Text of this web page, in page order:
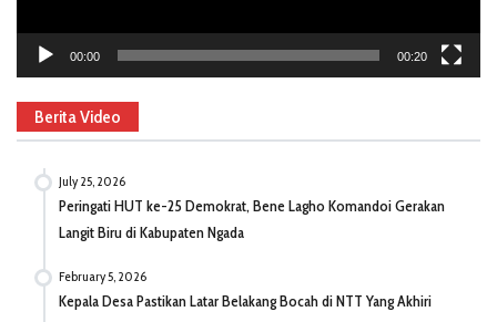
00:00 00:20
Berita Video
July 25, 2026
Peringati HUT ke-25 Demokrat, Bene Lagho Komandoi Gerakan
Langit Biru di Kabupaten Ngada
February 5, 2026
Kepala Desa Pastikan Latar Belakang Bocah di NTT Yang Akhiri